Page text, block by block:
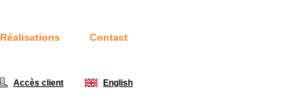
Réalisations Contact
Accès client English